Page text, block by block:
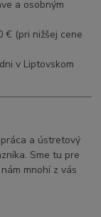
a osobným
€ (pri nižšej cene
v Liptovskom
a ústretový
Sme tu pre
mnohí z vás